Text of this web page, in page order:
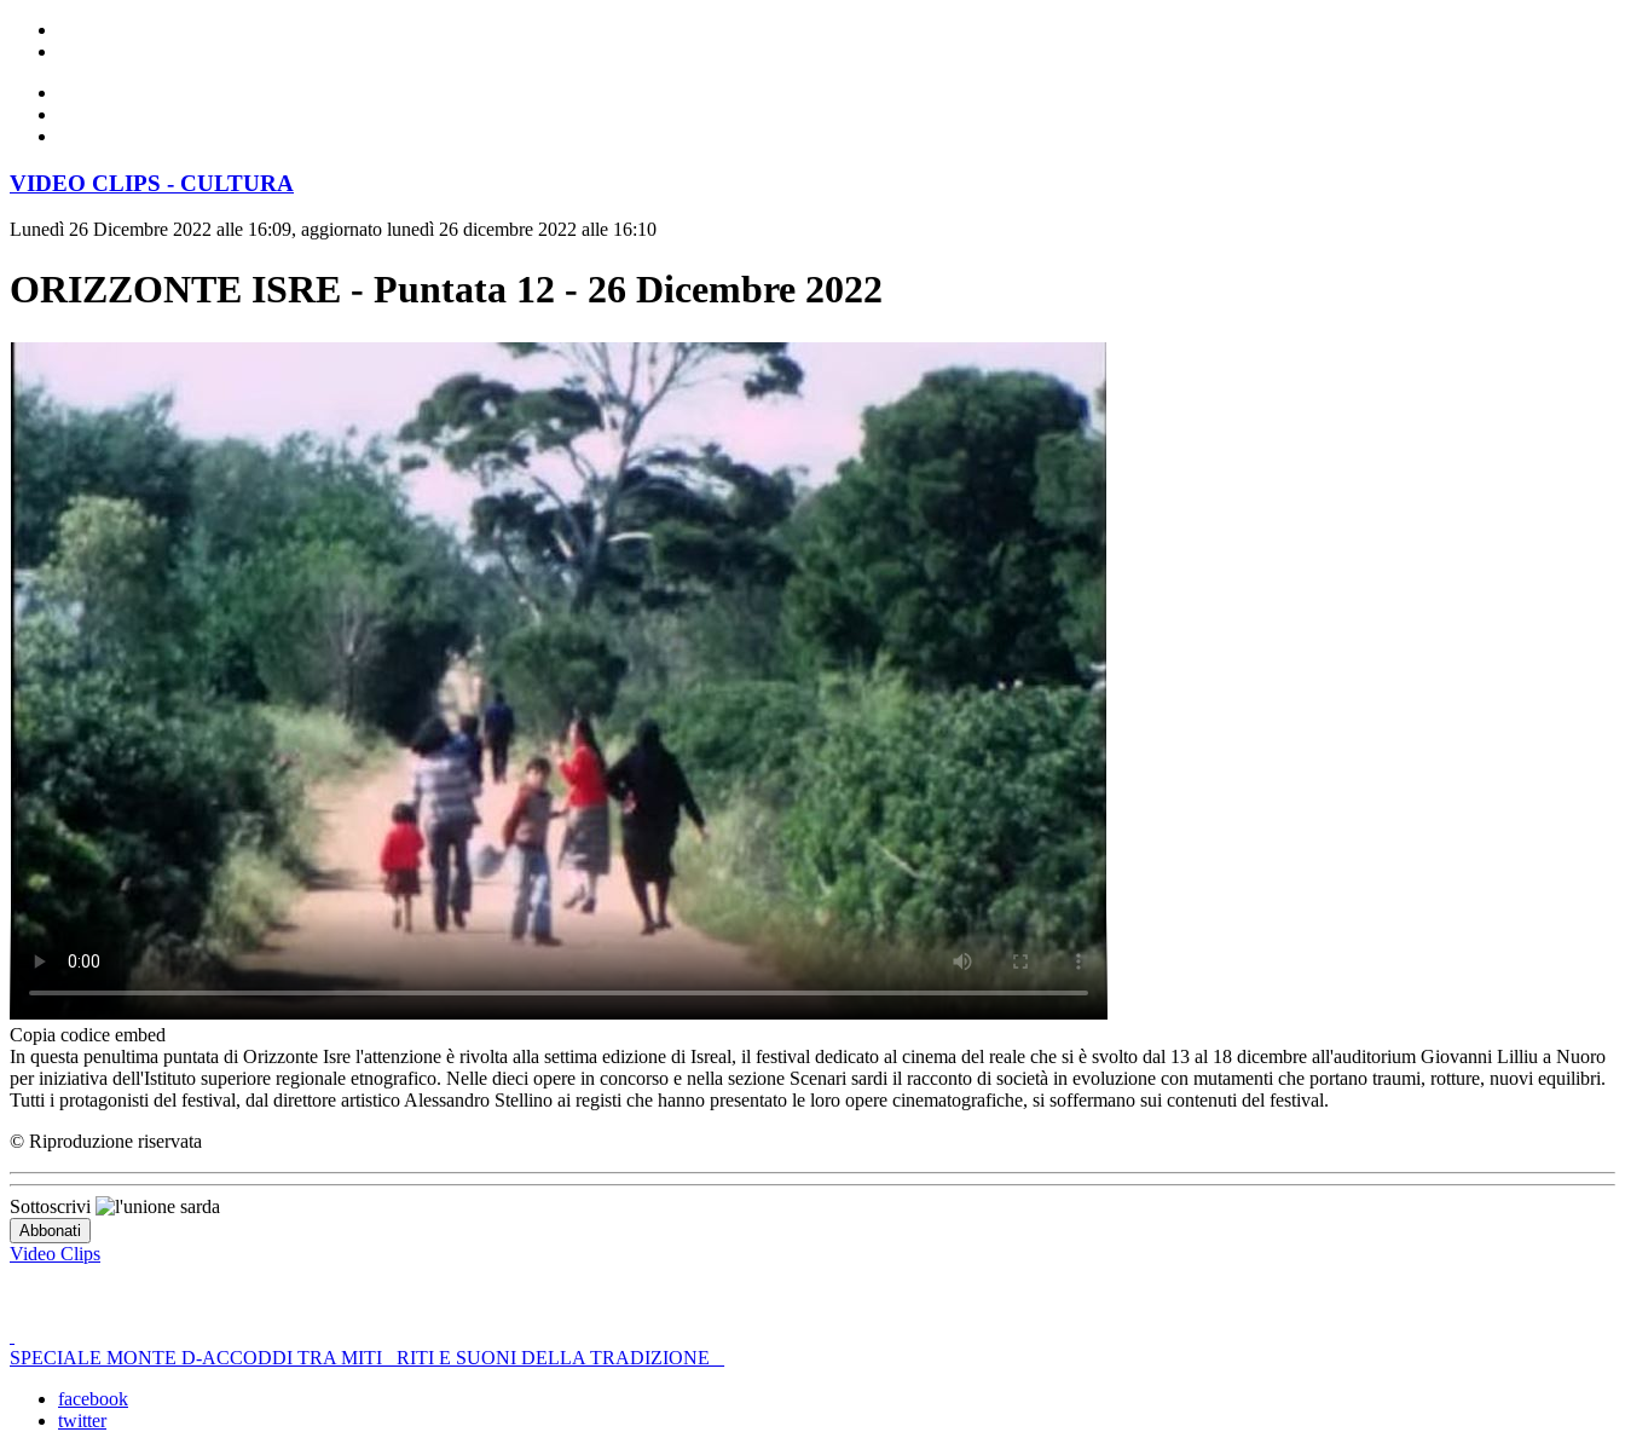
VIDEO CLIPS - CULTURA
Lunedì 26 Dicembre 2022 alle 16:09, aggiornato lunedì 26 dicembre 2022 alle 16:10
ORIZZONTE ISRE - Puntata 12 - 26 Dicembre 2022
Copia codice embed
In questa penultima puntata di Orizzonte Isre l'attenzione è rivolta alla settima edizione di Isreal, il festival dedicato al cinema del reale che si è svolto dal 13 al 18 dicembre all'auditorium Giovanni Lilliu a Nuoro
per iniziativa dell'Istituto superiore regionale etnografico. Nelle dieci opere in concorso e nella sezione Scenari sardi il racconto di società in evoluzione con mutamenti che portano traumi, rotture, nuovi equilibri.
Tutti i protagonisti del festival, dal direttore artistico Alessandro Stellino ai registi che hanno presentato le loro opere cinematografiche, si soffermano sui contenuti del festival.
© Riproduzione riservata
Sottoscrivi
Video Clips
SPECIALE MONTE D-ACCODDI TRA MITI _RITI E SUONI DELLA TRADIZIONE _
facebook
twitter